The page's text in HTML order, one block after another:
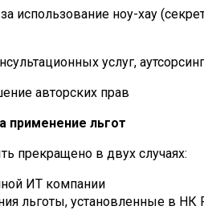
использование ноу-хау
услуг,
авторских прав
применение льгот
прекращено в двух случаях:
ИТ компании
льготы, установленные в НК